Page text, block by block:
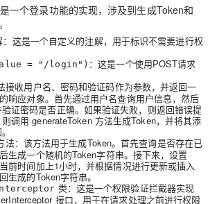
一个登录功能的实现，涉及到生成Token和
：这是一个自定义的注解，用于标识不需要进行权
= "/login") ：这是一个使用POST请求
接收用户名、密码和验证码作为参数，并返回一
响应对象。首先通过用户名查询用户信息，然后
证密码是否正确。如果验证失败，则返回错误提
调用 generateToken 方法生成Token，并将其添
法：该方法用于生成Token。首先查询是否存在已
生成一个随机的Token字符串。接下来，设置
前时间加上1小时，并根据情况进行更新或插入
生成的Token字符串。
类：这是一个权限验证拦截器实现
接口，用于在请求处理之前进行权限